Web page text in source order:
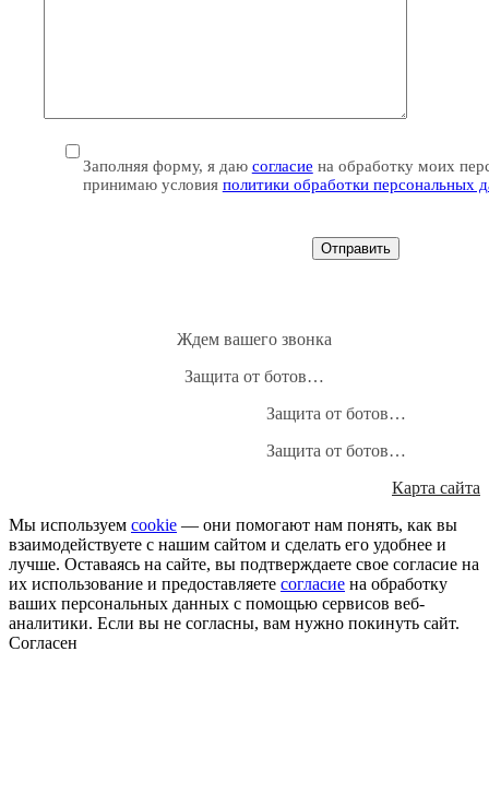
Заполняя форму, я даю согласие на обработку моих
принимаю условия политики обработки персональных
Ждем вашего звонка
Защита от ботов…
Защита от ботов…
Защита от ботов…
Карта сайта
Мы используем cookie — они помогают нам понять, как вы
взаимодействуете с нашим сайтом и сделать его удобнее и
лучше. Оставаясь на сайте, вы подтверждаете свое согласие на
их использование и предоставляете согласие на обработку
ваших персональных данных с помощью сервисов веб-
аналитики. Если вы не согласны, вам нужно покинуть сайт.
Согласен